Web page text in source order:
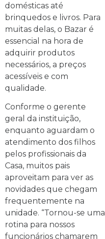
domésticas até
brinquedos e livros. Para
muitas delas, o Bazar é
essencial na hora de
adquirir produtos
necessários, a preços
acessíveis e com
qualidade.
Conforme o gerente
geral da instituição,
enquanto aguardam o
atendimento dos filhos
pelos profissionais da
Casa, muitos pais
aproveitam para ver as
novidades que chegam
frequentemente na
unidade. “Tornou-se uma
rotina para nossos
funcionários chamarem